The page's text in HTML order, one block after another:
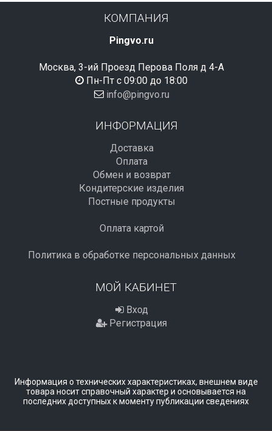
КОМПАНИЯ
Pingvo.ru
Москва, 3-ий Проезд Перова Поля д 4-А
Пн-Пт с 09:00 до 18:00
info@pingvo.ru
ИНФОРМАЦИЯ
Доставка
Оплата
Обмен и возврат
Кондитерские изделия
Постные продукты
Оплата картой
Политика в обработке персональных данных
МОЙ КАБИНЕТ
Вход
Регистрация
Информация о технических характеристиках, внешнем виде
товара носит справочный характер и основывается на
последних доступных к моменту публикации сведениях